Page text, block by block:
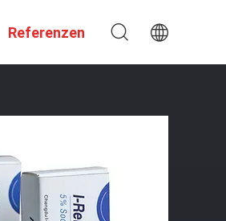
Referenzen